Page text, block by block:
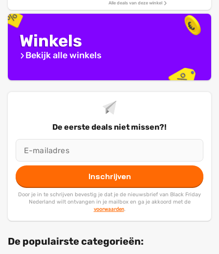
Alle deals van deze winkel
Winkels
Bekijk alle winkels
De eerste deals niet missen?!
Inschrijven
Door je in te schrijven bevestig je dat je de nieuwsbrief van Black Friday
Nederland wilt ontvangen in je mailbox en ga je akkoord met de
voorwaarden.
De populairste categorieën: